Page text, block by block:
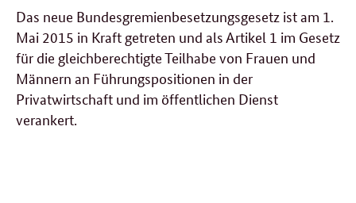
Das neue Bundesgremienbesetzungsgesetz ist am 1.
Mai 2015 in Kraft getreten und als Artikel 1 im Gesetz
für die gleichberechtigte Teilhabe von Frauen und
Männern an Führungspositionen in der
Privatwirtschaft und im öffentlichen Dienst
verankert.